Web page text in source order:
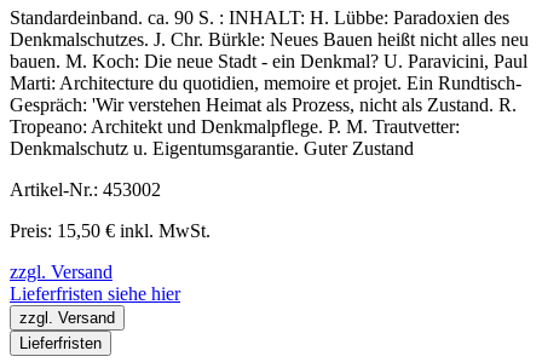
Standardeinband. ca. 90 S. : INHALT: H. Lübbe: Paradoxien des
Denkmalschutzes. J. Chr. Bürkle: Neues Bauen heißt nicht alles neu
bauen. M. Koch: Die neue Stadt - ein Denkmal? U. Paravicini, Paul
Marti: Architecture du quotidien, memoire et projet. Ein Rundtisch-
Gespräch: 'Wir verstehen Heimat als Prozess, nicht als Zustand. R.
Tropeano: Architekt und Denkmalpflege. P. M. Trautvetter:
Denkmalschutz u. Eigentumsgarantie. Guter Zustand
Artikel-Nr.: 453002
Preis: 15,50 € inkl. MwSt.
zzgl. Versand
Lieferfristen siehe hier
zzgl. Versand
Lieferfristen